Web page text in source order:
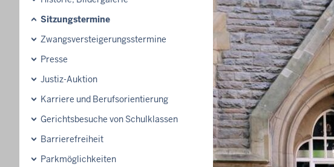
Sitzungstermine
Zwangsversteigerungsstermine
Presse
Justiz-Auktion
Karriere und Berufsorientierung
Gerichtsbesuche von Schulklassen
Barrierefreiheit
Parkmöglichkeiten